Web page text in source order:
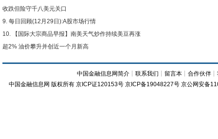
收跌但险守千八美元关口
每日回顾(12月29日):A股市场行情
【国际大宗商品早报】南美天气炒作持续美豆再涨
超2% 油价攀升并创近一个月新高
中国金融信息网简介 ┊联系我们 ┊ 留言本 ┊合作伙伴 ┊
中国金融信息网 版权所有 京ICP证120153号 京ICP备19048227号 京公网安备